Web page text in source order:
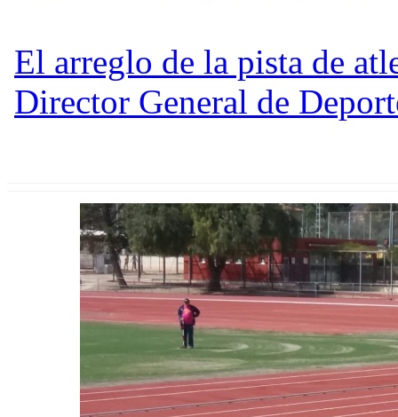
El arreglo de la pista de
Director General de